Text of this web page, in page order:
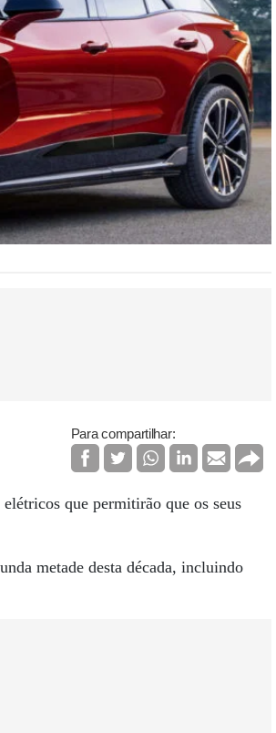
Para compartilhar:
que permitirão que os seus
metade desta década, incluindo